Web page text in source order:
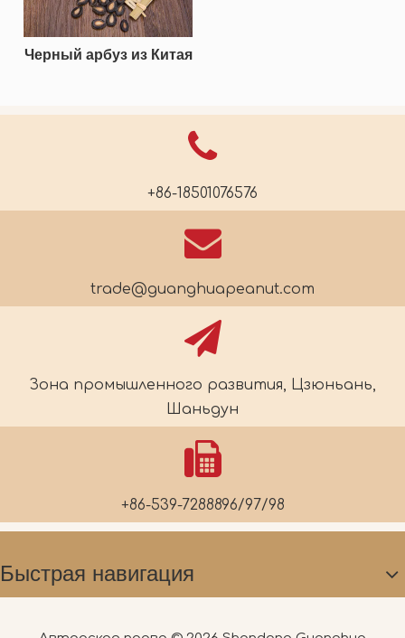
Черный арбуз из Китая
+86-18501076576
trade@guanghuapeanut.com
Зона промышленного развития, Цзюньань,
Шаньдун
+86-539-7288896/97/98
Быстрая навигация